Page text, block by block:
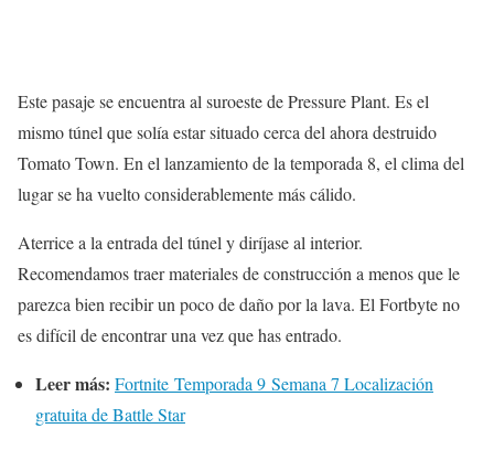
Este pasaje se encuentra al suroeste de Pressure Plant. Es el
mismo túnel que solía estar situado cerca del ahora destruido
Tomato Town. En el lanzamiento de la temporada 8, el clima del
lugar se ha vuelto considerablemente más cálido.
Aterrice a la entrada del túnel y diríjase al interior.
Recomendamos traer materiales de construcción a menos que le
parezca bien recibir un poco de daño por la lava. El Fortbyte no
es difícil de encontrar una vez que has entrado.
Leer más: Fortnite Temporada 9 Semana 7 Localización
gratuita de Battle Star